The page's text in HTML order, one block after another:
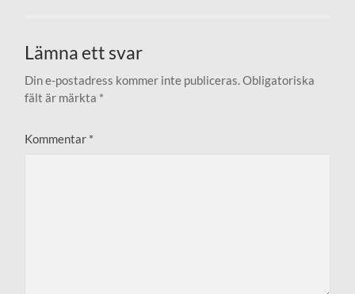
Lämna ett svar
Din e-postadress kommer inte publiceras. Obligatoriska
fält är märkta *
Kommentar *